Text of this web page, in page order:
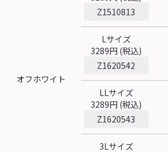
オフホワイト
Z1510813
Lサイズ
3289円 (税込)
Z1620542
LLサイズ
3289円 (税込)
Z1620543
3Lサイズ